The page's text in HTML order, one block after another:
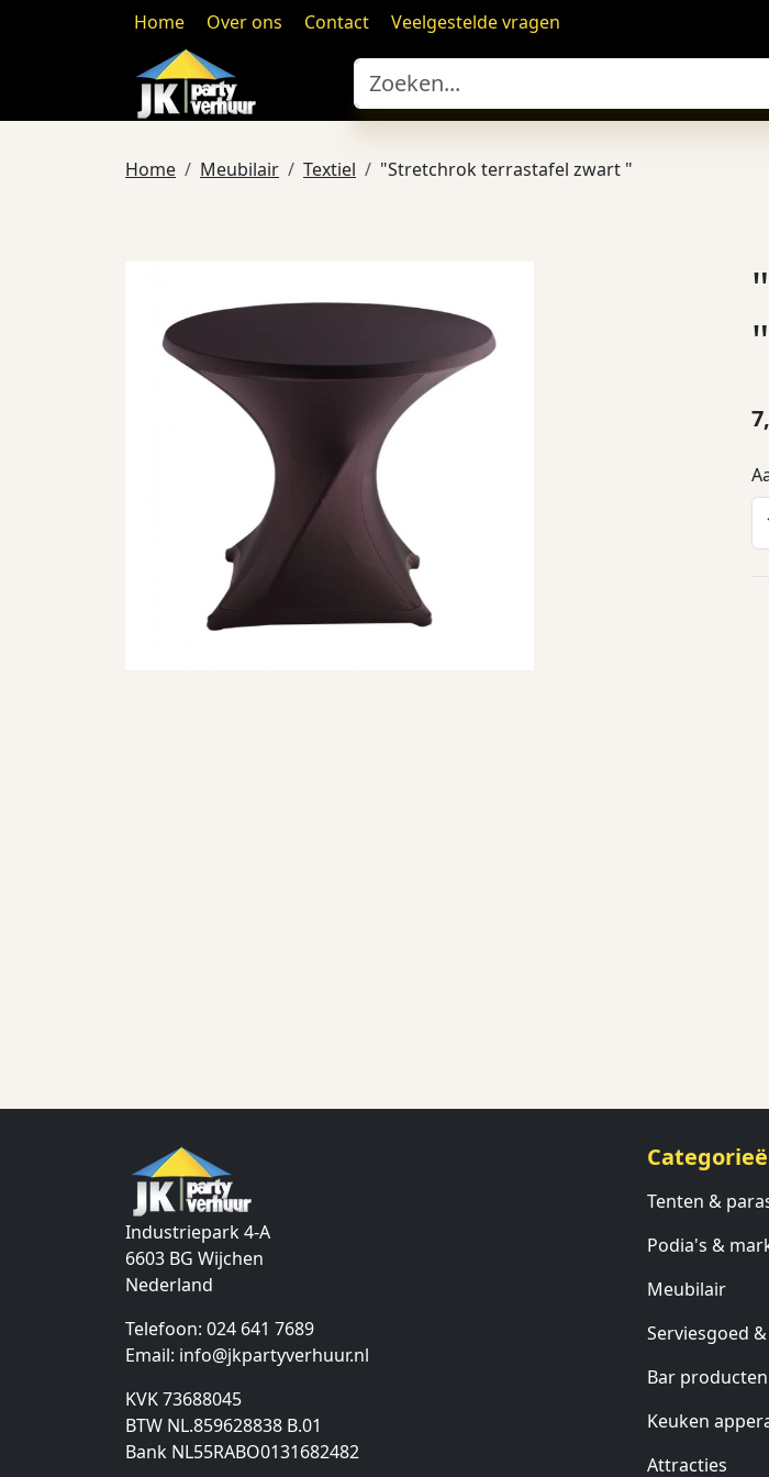
Home Over ons Contact Veelgestelde vragen
Home Meubilair Textiel "Stretchrok terrastafel zwart "
"
Industriepark 4-A
6603 BG Wijchen
Nederland
Telefoon: 024 641 7689
Email: info@jkpartyverhuur.nl
KVK 73688045
BTW NL.859628838 B.01
Bank NL55RABO0131682482
Tenten &
Podia's &
Meubilair
Serviesgoed
Bar producten
Keuken
Attracties